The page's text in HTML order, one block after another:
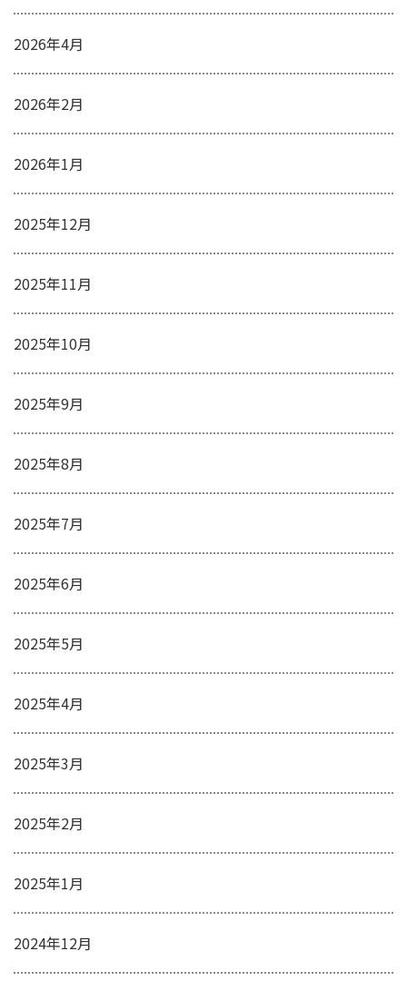
2026年4月
2026年2月
2026年1月
2025年12月
2025年11月
2025年10月
2025年9月
2025年8月
2025年7月
2025年6月
2025年5月
2025年4月
2025年3月
2025年2月
2025年1月
2024年12月